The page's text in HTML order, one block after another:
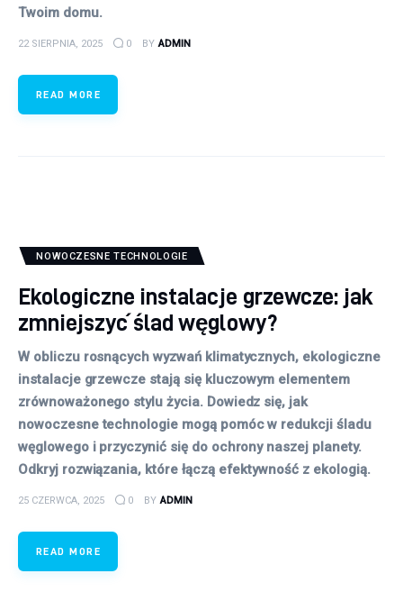
Twoim domu.
22 SIERPNIA, 2025 0 BY ADMIN
READ MORE
NOWOCZESNE TECHNOLOGIE
Ekologiczne instalacje grzewcze: jak
zmniejszyć ślad węglowy?
W obliczu rosnących wyzwań klimatycznych, ekologiczne
instalacje grzewcze stają się kluczowym elementem
zrównoważonego stylu życia. Dowiedz się, jak
nowoczesne technologie mogą pomóc w redukcji śladu
węglowego i przyczynić się do ochrony naszej planety.
Odkryj rozwiązania, które łączą efektywność z ekologią.
25 CZERWCA, 2025 0 BY ADMIN
READ MORE